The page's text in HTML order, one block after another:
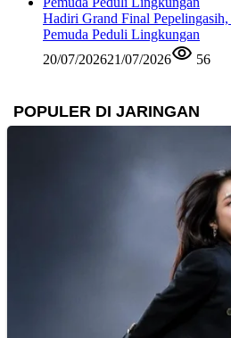
Hadiri Grand Final
Pemuda Peduli Lingkungan
20/07/202621/07/2026 56